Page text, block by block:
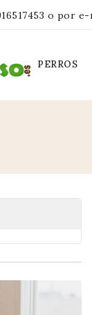
o por e-
PERROS